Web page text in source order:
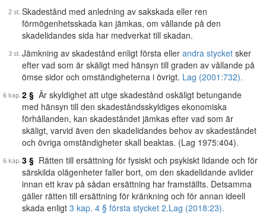
Skadestånd med anledning av sakskada eller ren
förmögenhetsskada kan jämkas, om vållande på den
skadelidandes sida har medverkat till skadan.
Jämkning av skadestånd enligt första eller andra stycket sker
efter vad som är skäligt med hänsyn till graden av vållande på
ömse sidor och omständigheterna i övrigt. Lag (2001:732).
2 § Är skyldighet att utge skadestånd oskäligt betungande
med hänsyn till den skadeståndsskyldiges ekonomiska
förhållanden, kan skadeståndet jämkas efter vad som är
skäligt, varvid även den skadelidandes behov av skadeståndet
och övriga omständigheter skall beaktas. (Lag 1975:404).
3 § Rätten till ersättning för fysiskt och psykiskt lidande och för
särskilda olägenheter faller bort, om den skadelidande avlider
innan ett krav på sådan ersättning har framställts. Detsamma
gäller rätten till ersättning för kränkning och för annan ideell
skada enligt 3 kap. 4 § första stycket 2.Lag (2018:23).